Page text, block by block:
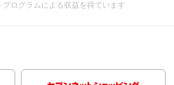
ログラムによる収益を得ています